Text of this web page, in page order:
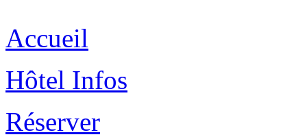
Accueil
Hôtel Infos
Réserver